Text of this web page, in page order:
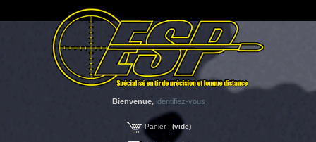
Bienvenue, identifiez-vous
Panier : (vide)